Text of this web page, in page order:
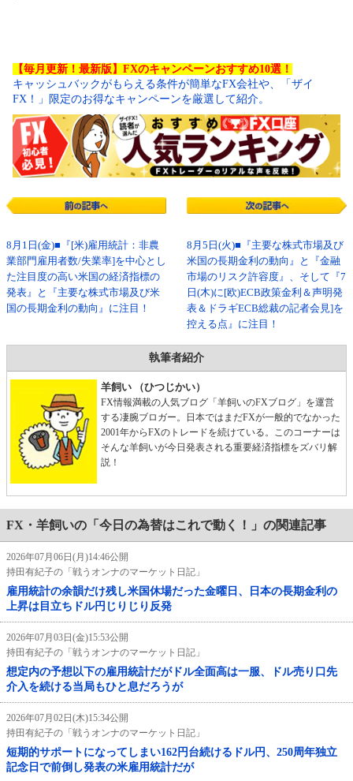
【毎月更新！最新版】FXのキャンペーンおすすめ10選！
キャッシュバックがもらえる条件が簡単なFX会社や、「ザイ
FX！」限定のお得なキャンペーンを厳選して紹介。
8月1日(金)■『[米)雇用統計：非農
業部門雇用者数/失業率]を中心とし
た注目度の高い米国の経済指標の
発表』と『主要な株式市場及び米
国の長期金利の動向』に注目！
8月5日(火)■『主要な株式市場及び
米国の長期金利の動向』と『金融
市場のリスク許容度』、そして『7
日(木)に[欧)ECB政策金利＆声明発
表＆ドラギECB総裁の記者会見]を
控える点』に注目！
執筆者紹介
羊飼い （ひつじかい）
FX情報満載の人気ブログ「羊飼いのFXブログ」を運営
する凄腕ブロガー。日本ではまだFXが一般的でなかった
2001年からFXのトレードを続けている。このコーナーは
そんな羊飼いが今日発表される重要経済指標をズバリ解
説！
FX・羊飼いの「今日の為替はこれで動く！」の関連記事
2026年07月06日(月)14:46公開
持田有紀子の「戦うオンナのマーケット日記」
雇用統計の余韻だけ残し米国休場だった金曜日、日本の長期金利の
上昇は目立ちドル円じりじり反発
2026年07月03日(金)15:53公開
持田有紀子の「戦うオンナのマーケット日記」
想定内の予想以下の雇用統計だがドル全面高は一服、ドル売り口先
介入を続ける当局もひと息だろうが
2026年07月02日(木)15:34公開
持田有紀子の「戦うオンナのマーケット日記」
短期的サポートになってしまい162円台続けるドル円、250周年独立
記念日で前倒し発表の米雇用統計だが